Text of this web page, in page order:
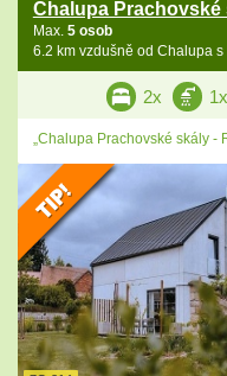
Chalupa Prachovské
Max. 5 osob
6.2 km vzdušně od Chalupa
2x 1x
„Chalupa Prachovské skály -